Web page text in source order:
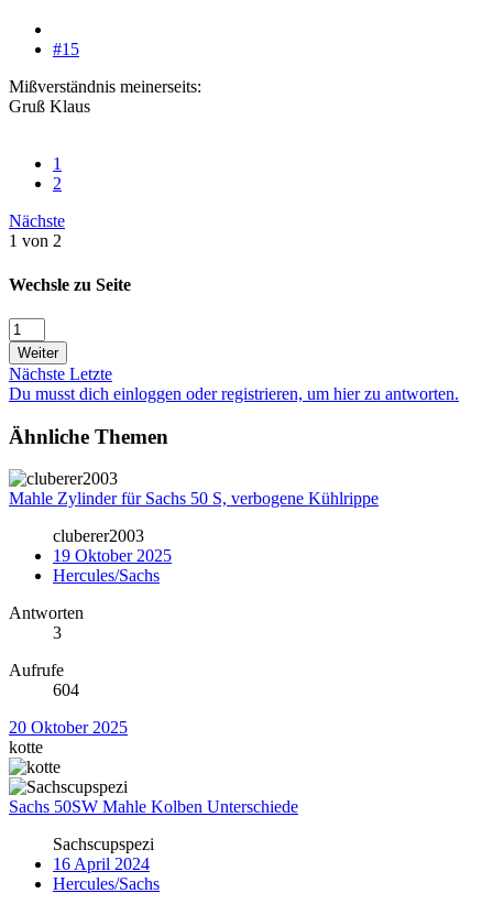
#15
Mißverständnis meinerseits:
Gruß Klaus
1
2
Nächste
1 von 2
Wechsle zu Seite
Weiter
Nächste Letzte
Du musst dich einloggen oder registrieren, um hier zu antworten.
Ähnliche Themen
Mahle Zylinder für Sachs 50 S, verbogene Kühlrippe
cluberer2003
19 Oktober 2025
Hercules/Sachs
Antworten
3
Aufrufe
604
20 Oktober 2025
kotte
Sachs 50SW Mahle Kolben Unterschiede
Sachscupspezi
16 April 2024
Hercules/Sachs